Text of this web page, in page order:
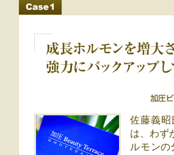
成長ホルモンを増大させる加圧ト
加圧ビューティートレーナー 的場智香さん
佐藤義
は、わず
ルモン